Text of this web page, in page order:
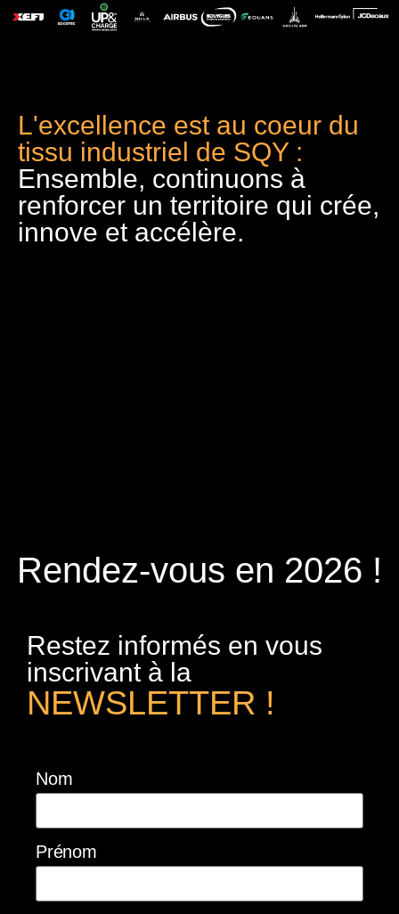
L'excellence est au coeur du
tissu industriel de SQY :
Ensemble, continuons à
renforcer un territoire qui crée,
innove et accélère.
Rendez-vous en 2026 !
Restez informés en vous
inscrivant à la
NEWSLETTER !
Nom
Prénom